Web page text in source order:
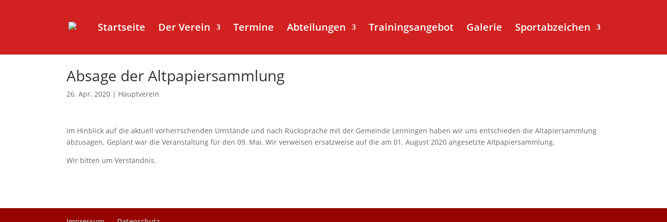
Startseite Der Verein Termine Abteilungen Trainingsangebot Galerie Sportabzeichen
Absage der Altpapiersammlung
26. Apr. 2020 | Hauptverein
Im Hinblick auf die aktuell vorherrschenden Umstände und nach Rücksprache mit der Gemeinde Lenningen haben wir uns entschieden die Altapiersammlung
abzusagen. Geplant war die Veranstaltung für den 09. Mai. Wir verweisen ersatzweise auf die am 01. August 2020 angesetzte Altpapiersammlung.
Wir bitten um Verständnis.